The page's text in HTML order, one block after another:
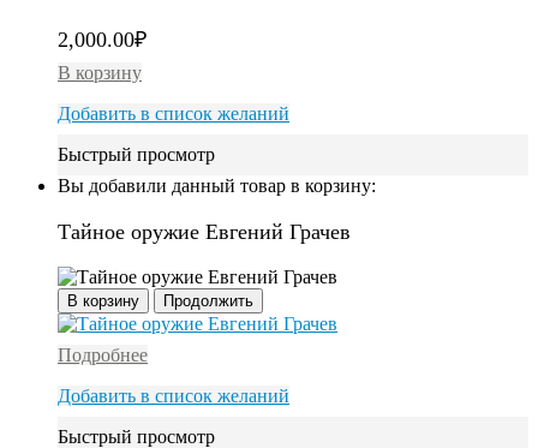
2,000.00₽
В корзину
Добавить в список желаний
Быстрый просмотр
Вы добавили данный товар в корзину:
Тайное оружие Евгений Грачев
В корзину Продолжить
Подробнее
Добавить в список желаний
Быстрый просмотр